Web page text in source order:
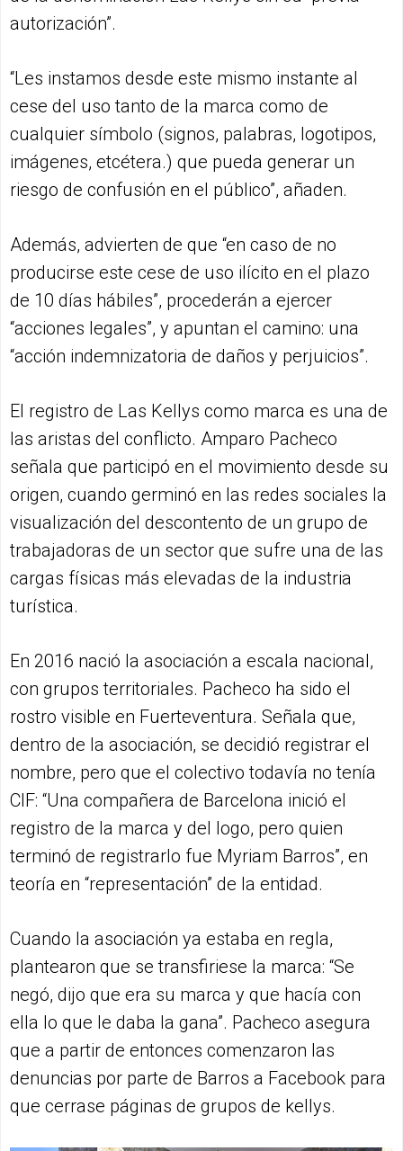
autorización”.
“Les instamos desde este mismo instante al
cese del uso tanto de la marca como de
cualquier símbolo (signos, palabras, logotipos,
imágenes, etcétera.) que pueda generar un
riesgo de confusión en el público”, añaden.
Además, advierten de que “en caso de no
producirse este cese de uso ilícito en el plazo
de 10 días hábiles”, procederán a ejercer
“acciones legales”, y apuntan el camino: una
“acción indemnizatoria de daños y perjuicios”.
El registro de Las Kellys como marca es una de
las aristas del conflicto. Amparo Pacheco
señala que participó en el movimiento desde su
origen, cuando germinó en las redes sociales la
visualización del descontento de un grupo de
trabajadoras de un sector que sufre una de las
cargas físicas más elevadas de la industria
turística.
En 2016 nació la asociación a escala nacional,
con grupos territoriales. Pacheco ha sido el
rostro visible en Fuerteventura. Señala que,
dentro de la asociación, se decidió registrar el
nombre, pero que el colectivo todavía no tenía
CIF: “Una compañera de Barcelona inició el
registro de la marca y del logo, pero quien
terminó de registrarlo fue Myriam Barros”, en
teoría en “representación” de la entidad.
Cuando la asociación ya estaba en regla,
plantearon que se transfiriese la marca: “Se
negó, dijo que era su marca y que hacía con
ella lo que le daba la gana”. Pacheco asegura
que a partir de entonces comenzaron las
denuncias por parte de Barros a Facebook para
que cerrase páginas de grupos de kellys.